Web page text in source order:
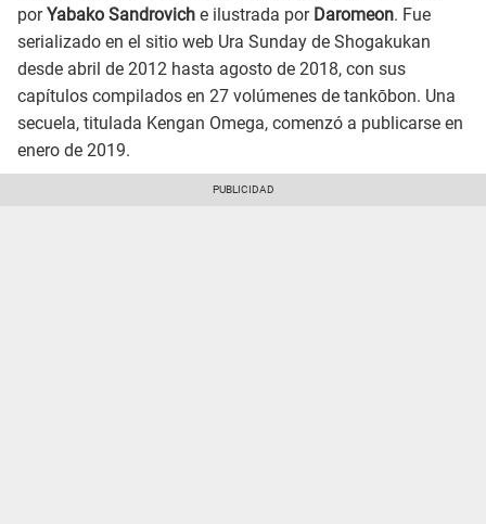
porYabako Sandrovich e ilustrada por Daromeon. Fue
serializado en el sitio web Ura Sunday de Shogakukan
desde abril de 2012 hasta agosto de 2018, con sus
capítulos compilados en 27 volúmenes de tankōbon. Una
secuela, titulada Kengan Omega, comenzó a publicarse en
enero de 2019.